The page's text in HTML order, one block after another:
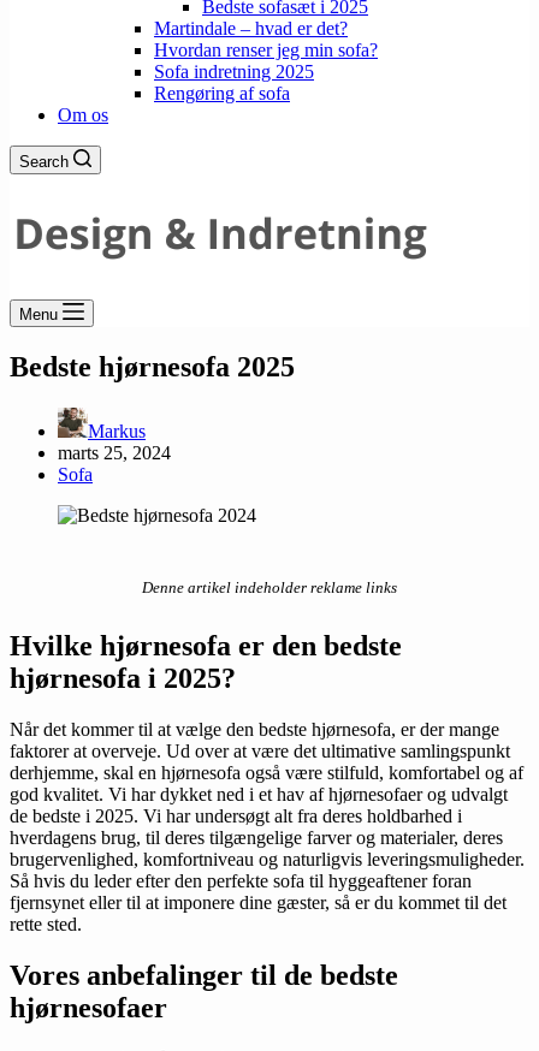
Bedste sofasæt i 2025
Martindale – hvad er det?
Hvordan renser jeg min sofa?
Sofa indretning 2025
Rengøring af sofa
Om os
Search
Menu
Bedste hjørnesofa 2025
Markus
marts 25, 2024
Sofa
Denne artikel indeholder reklame links
Hvilke hjørnesofa er den bedste
hjørnesofa i 2025?
Når det kommer til at vælge den bedste hjørnesofa, er der mange
faktorer at overveje. Ud over at være det ultimative samlingspunkt
derhjemme, skal en hjørnesofa også være stilfuld, komfortabel og af
god kvalitet. Vi har dykket ned i et hav af hjørnesofaer og udvalgt
de bedste i 2025. Vi har undersøgt alt fra deres holdbarhed i
hverdagens brug, til deres tilgængelige farver og materialer, deres
brugervenlighed, komfortniveau og naturligvis leveringsmuligheder.
Så hvis du leder efter den perfekte sofa til hyggeaftener foran
fjernsynet eller til at imponere dine gæster, så er du kommet til det
rette sted.
Vores anbefalinger til de bedste
hjørnesofaer